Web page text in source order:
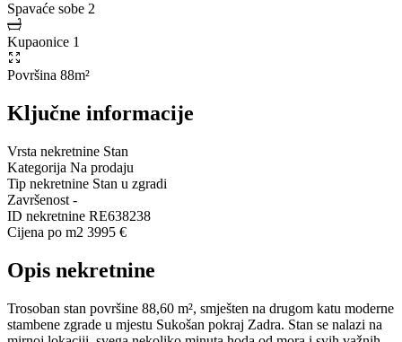
Spavaće sobe 2
Kupaonice 1
Površina 88m²
Ključne informacije
Vrsta nekretnine Stan
Kategorija Na prodaju
Tip nekretnine Stan u zgradi
Završenost -
ID nekretnine RE638238
Cijena po m2 3995 €
Opis nekretnine
Trosoban stan površine 88,60 m², smješten na drugom katu moderne
stambene zgrade u mjestu Sukošan pokraj Zadra. Stan se nalazi na